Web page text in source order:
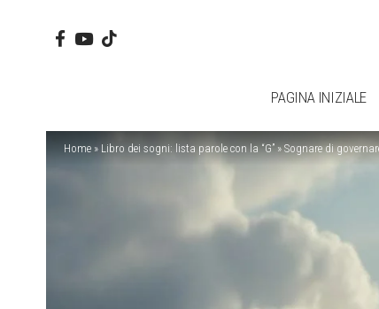
PAGINA INIZIALE
Home » Libro dei sogni: lista parole con la “G”»Sognare di